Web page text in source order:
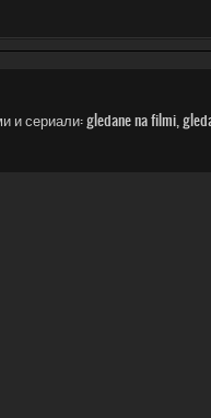
сериали: gledane na filmi,